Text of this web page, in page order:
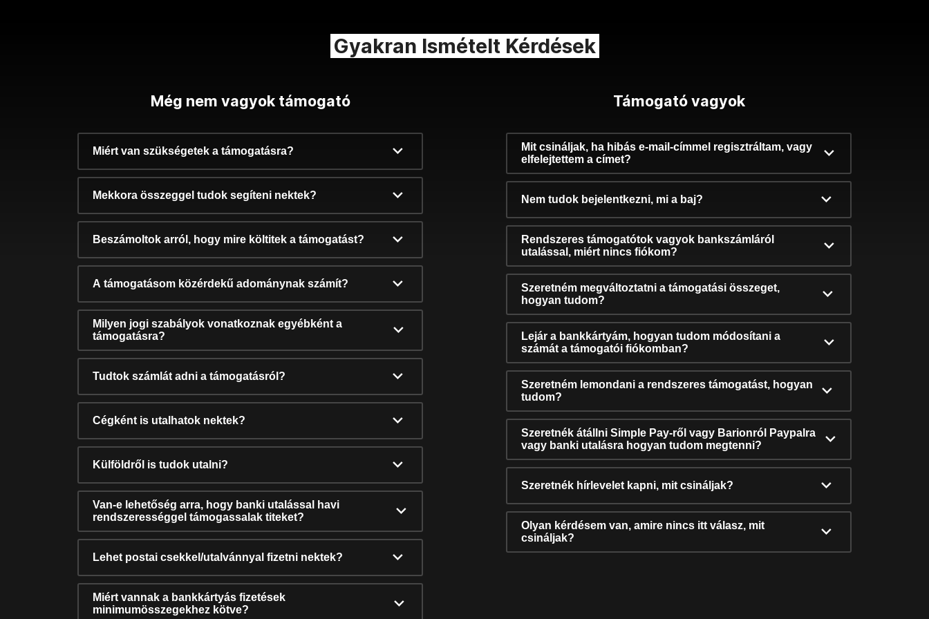
Gyakran Ismételt Kérdések
Még nem vagyok támogató
Miért van szükségetek a támogatásra?
Mekkora összeggel tudok segíteni nektek?
Beszámoltok arról, hogy mire költitek a támogatást?
A támogatásom közérdekű adománynak számít?
Milyen jogi szabályok vonatkoznak egyébként a
támogatásra?
Tudtok számlát adni a támogatásról?
Cégként is utalhatok nektek?
Külföldről is tudok utalni?
Van-e lehetőség arra, hogy banki utalással havi
rendszerességgel támogassalak titeket?
Lehet postai csekkel/utalvánnyal fizetni nektek?
Miért vannak a bankkártyás fizetések
minimumösszegekhez kötve?
Támogató vagyok
Mit csináljak, ha hibás e-mail-címmel regisztráltam, vagy
elfelejtettem a címet?
Nem tudok bejelentkezni, mi a baj?
Rendszeres támogatótok vagyok bankszámláról
utalással, miért nincs fiókom?
Szeretném megváltoztatni a támogatási összeget,
hogyan tudom?
Lejár a bankkártyám, hogyan tudom módosítani a
számát a támogatói fiókomban?
Szeretném lemondani a rendszeres támogatást, hogyan
tudom?
Szeretnék átállni Simple Pay-ről vagy Barionról Paypalra
vagy banki utalásra hogyan tudom megtenni?
Szeretnék hírlevelet kapni, mit csináljak?
Olyan kérdésem van, amire nincs itt válasz, mit
csináljak?